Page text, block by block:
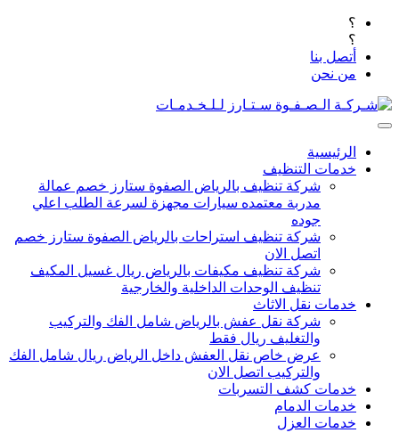
؟
؟
أتصل بنا
من نحن
الرئيسية
خدمات التنظيف
شركة تنظيف بالرياض الصفوة ستارز خصم عمالة
مدربة معتمده سيارات مجهزة لسرعة الطلب اعلي
جوده
شركة تنظيف استراحات بالرياض الصفوة ستارز خصم
اتصل الان
شركة تنظيف مكيفات بالرياض ريال غسيل المكيف
تنظيف الوحدات الداخلية والخارجية
خدمات نقل الاثاث
شركة نقل عفش بالرياض شامل الفك والتركيب
والتغليف ريال فقط
عرض خاص نقل العفش داخل الرياض ريال شامل الفك
والتركيب اتصل الان
خدمات كشف التسربات
خدمات الدمام
خدمات العزل